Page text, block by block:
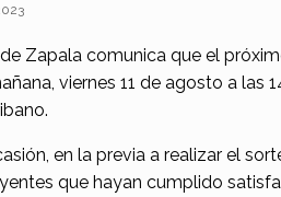
Zapala comunica que el
viernes 11 de agosto a las
en la previa a realizar el
que hayan cumplido